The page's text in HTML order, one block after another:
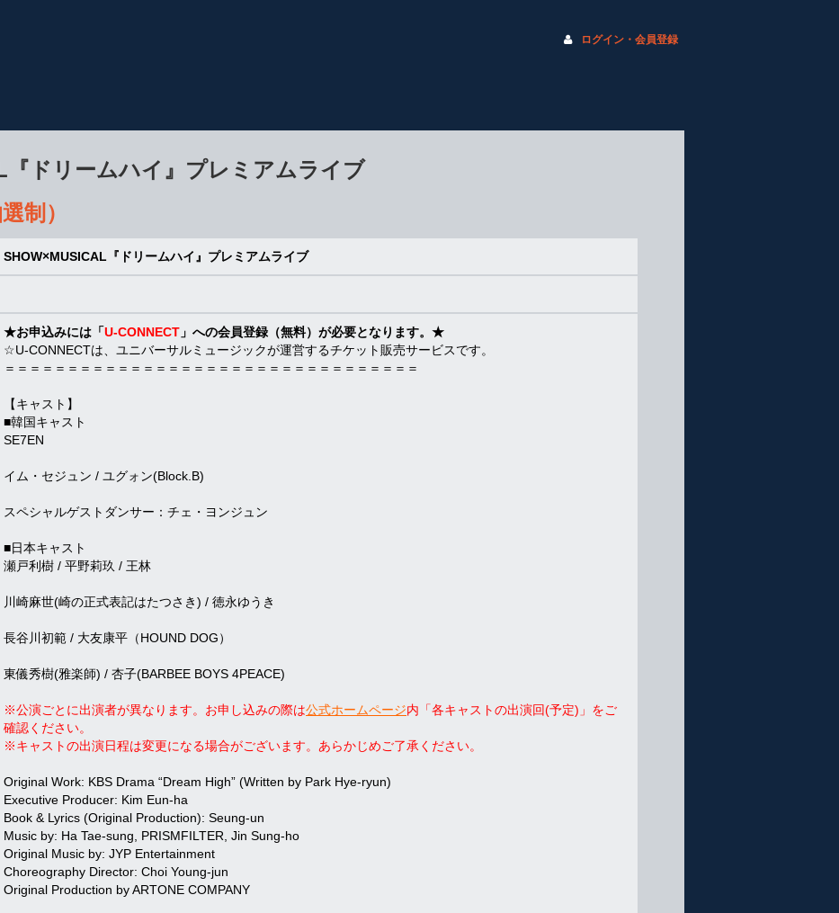
ログイン・会員登録
『ドリームハイ』プレミアムライブ
制）
SHOW×MUSICAL『ドリームハイ』プレミアムライブ
★お申込みには「U-CONNECT 」への会員登録（無料）が必要となります。★
☆U-CONNECTは、ユニバーサルミュージックが運営するチケット販売サービスです。
＝＝＝＝＝＝＝＝＝＝＝＝＝＝＝＝＝＝＝＝＝＝＝＝＝＝＝＝＝＝＝＝＝
【キャスト】
■韓国キャスト
SE7EN
イム・セジュン / ユグォン(Block.B)
スペシャルゲストダンサー：チェ・ヨンジュン
■日本キャスト
瀬戸利樹 / 平野莉玖 / 王林
川崎麻世(崎の正式表記はたつさき) / 徳永ゆうき
長谷川初範 / 大友康平（HOUND DOG）
東儀秀樹(雅楽師) / 杏子(BARBEE BOYS 4PEACE)
※公演ごとに出演者が異なります。お申し込みの際は公式ホームページ内「各キャストの出演回(予定)」をご
確認ください。
※キャストの出演日程は変更になる場合がございます。あらかじめご了承ください。
Original Work: KBS Drama “Dream High” (Written by Park Hye-ryun)
Executive Producer: Kim Eun-ha
Book & Lyrics (Original Production): Seung-un
Music by: Ha Tae-sung, PRISMFILTER, Jin Sung-ho
Original Music by: JYP Entertainment
Choreography Director: Choi Young-jun
Original Production by ARTONE COMPANY